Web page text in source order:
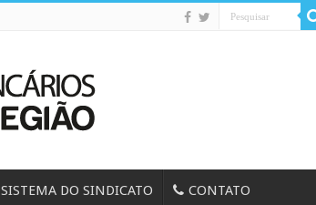
SISTEMA DO SINDICATO CONTATO